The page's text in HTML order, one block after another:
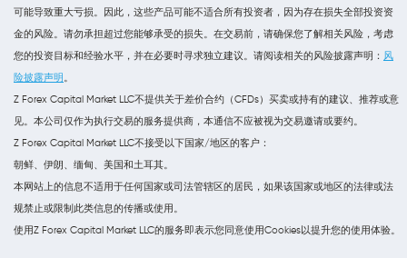
可能导致重大亏损。因此，这些产品可能不适合所有投资者，因为存在损失全部投资资
金的风险。请勿承担超过您能够承受的损失。在交易前，请确保您了解相关风险，考虑
您的投资目标和经验水平，并在必要时寻求独立建议。请阅读相关的风险披露声明： 风
险披露声明。
Z Forex Capital Market LLC不提供关于差价合约（CFDs）买卖或持有的建议、推荐或意
见。本公司仅作为执行交易的服务提供商，本通信不应被视为交易邀请或要约。
Z Forex Capital Market LLC不接受以下国家/地区的客户：
朝鲜、伊朗、缅甸、美国和土耳其。
本网站上的信息不适用于任何国家或司法管辖区的居民，如果该国家或地区的法律或法
规禁止或限制此类信息的传播或使用。
使用Z Forex Capital Market LLC的服务即表示您同意使用Cookies以提升您的使用体验。